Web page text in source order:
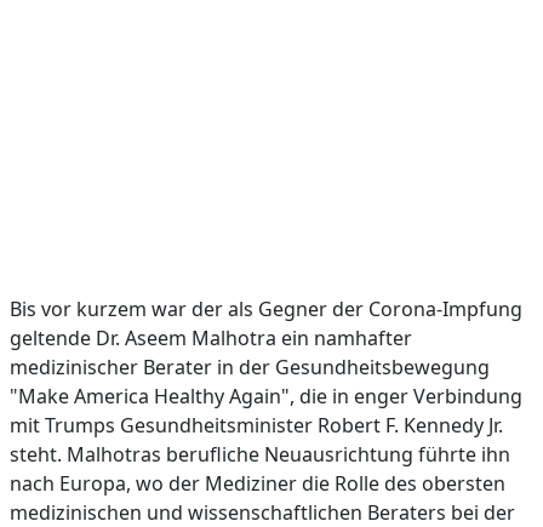
Bis vor kurzem war der als Gegner der Corona-Impfung
geltende Dr. Aseem Malhotra ein namhafter
medizinischer Berater in der Gesundheitsbewegung
"Make America Healthy Again", die in enger Verbindung
mit Trumps Gesundheitsminister Robert F. Kennedy Jr.
steht. Malhotras berufliche Neuausrichtung führte ihn
nach Europa, wo der Mediziner die Rolle des obersten
medizinischen und wissenschaftlichen Beraters bei der